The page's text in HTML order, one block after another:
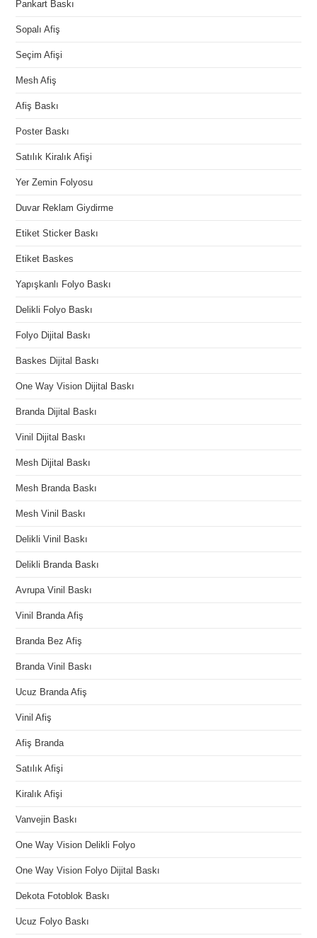
Pankart Baskı
Sopalı Afiş
Seçim Afişi
Mesh Afiş
Afiş Baskı
Poster Baskı
Satılık Kiralık Afişi
Yer Zemin Folyosu
Duvar Reklam Giydirme
Etiket Sticker Baskı
Etiket Baskes
Yapışkanlı Folyo Baskı
Delikli Folyo Baskı
Folyo Dijital Baskı
Baskes Dijital Baskı
One Way Vision Dijital Baskı
Branda Dijital Baskı
Vinil Dijital Baskı
Mesh Dijital Baskı
Mesh Branda Baskı
Mesh Vinil Baskı
Delikli Vinil Baskı
Delikli Branda Baskı
Avrupa Vinil Baskı
Vinil Branda Afiş
Branda Bez Afiş
Branda Vinil Baskı
Ucuz Branda Afiş
Vinil Afiş
Afiş Branda
Satılık Afişi
Kiralık Afişi
Vanvejin Baskı
One Way Vision Delikli Folyo
One Way Vision Folyo Dijital Baskı
Dekota Fotoblok Baskı
Ucuz Folyo Baskı